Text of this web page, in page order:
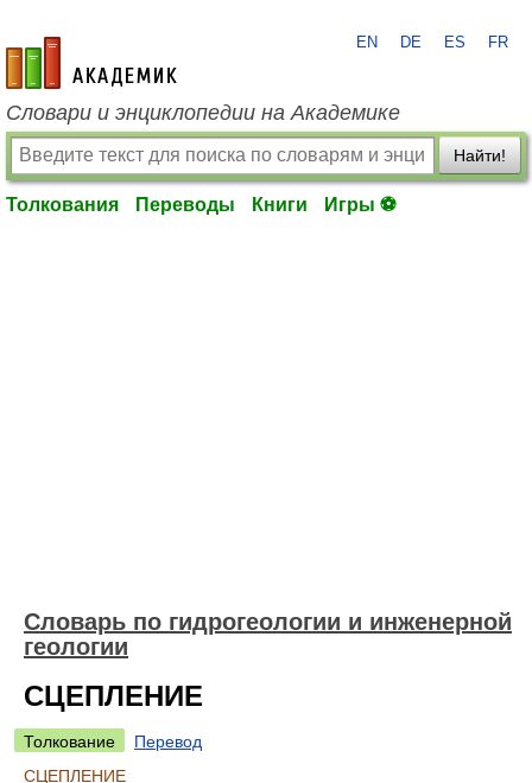
academic.ru
EN DE ES FR
Словари и энциклопедии на Академике
Найти!
Толкования Переводы Книги Игры ⚽
Словарь по гидрогеологии и инженерной
геологии
СЦЕПЛЕНИЕ
Толкование
Перевод
СЦЕПЛЕНИЕ